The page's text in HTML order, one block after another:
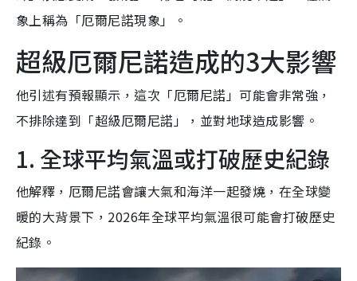
象上稱為「厄爾尼諾現象」。
超級厄爾尼諾造成的3大影響
他引述有預報顯示，這次「厄爾尼諾」可能會非常強，
不排除達到「超級厄爾尼諾」，並對地球造成影響。
1. 全球平均氣溫或打破歷史紀錄
他解釋，厄爾尼諾會讓大氣和海洋一起發燒，在全球變
暖的大背景下，2026年全球平均氣溫很可能會打破歷史
紀錄。